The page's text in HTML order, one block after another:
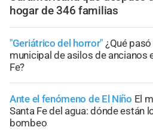
hogar de 346 familias
"Geriátrico del horror" ¿Qué
municipal de asilos de ancianos
Fe?
Ante el fenómeno de El Niño El
Santa Fe del agua: dónde están
bombeo